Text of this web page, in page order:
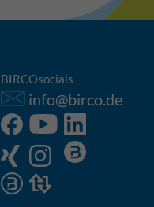
BIRCOsocials
info@birco.de